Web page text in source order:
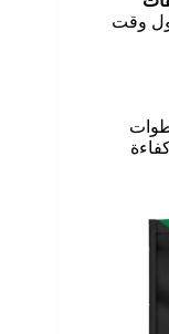
وقت